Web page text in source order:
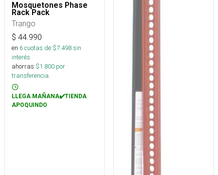
Mosquetones Phase
Rack Pack
Trango
$ 44.990
en 6cuotas de $7.498sin
interés
ahorras $1.800 por
transferencia.
LLEGA MAÑANA✔️TIENDA
APOQUINDO